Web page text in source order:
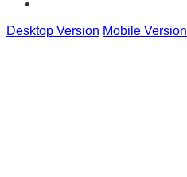
Desktop Version Mobile Version